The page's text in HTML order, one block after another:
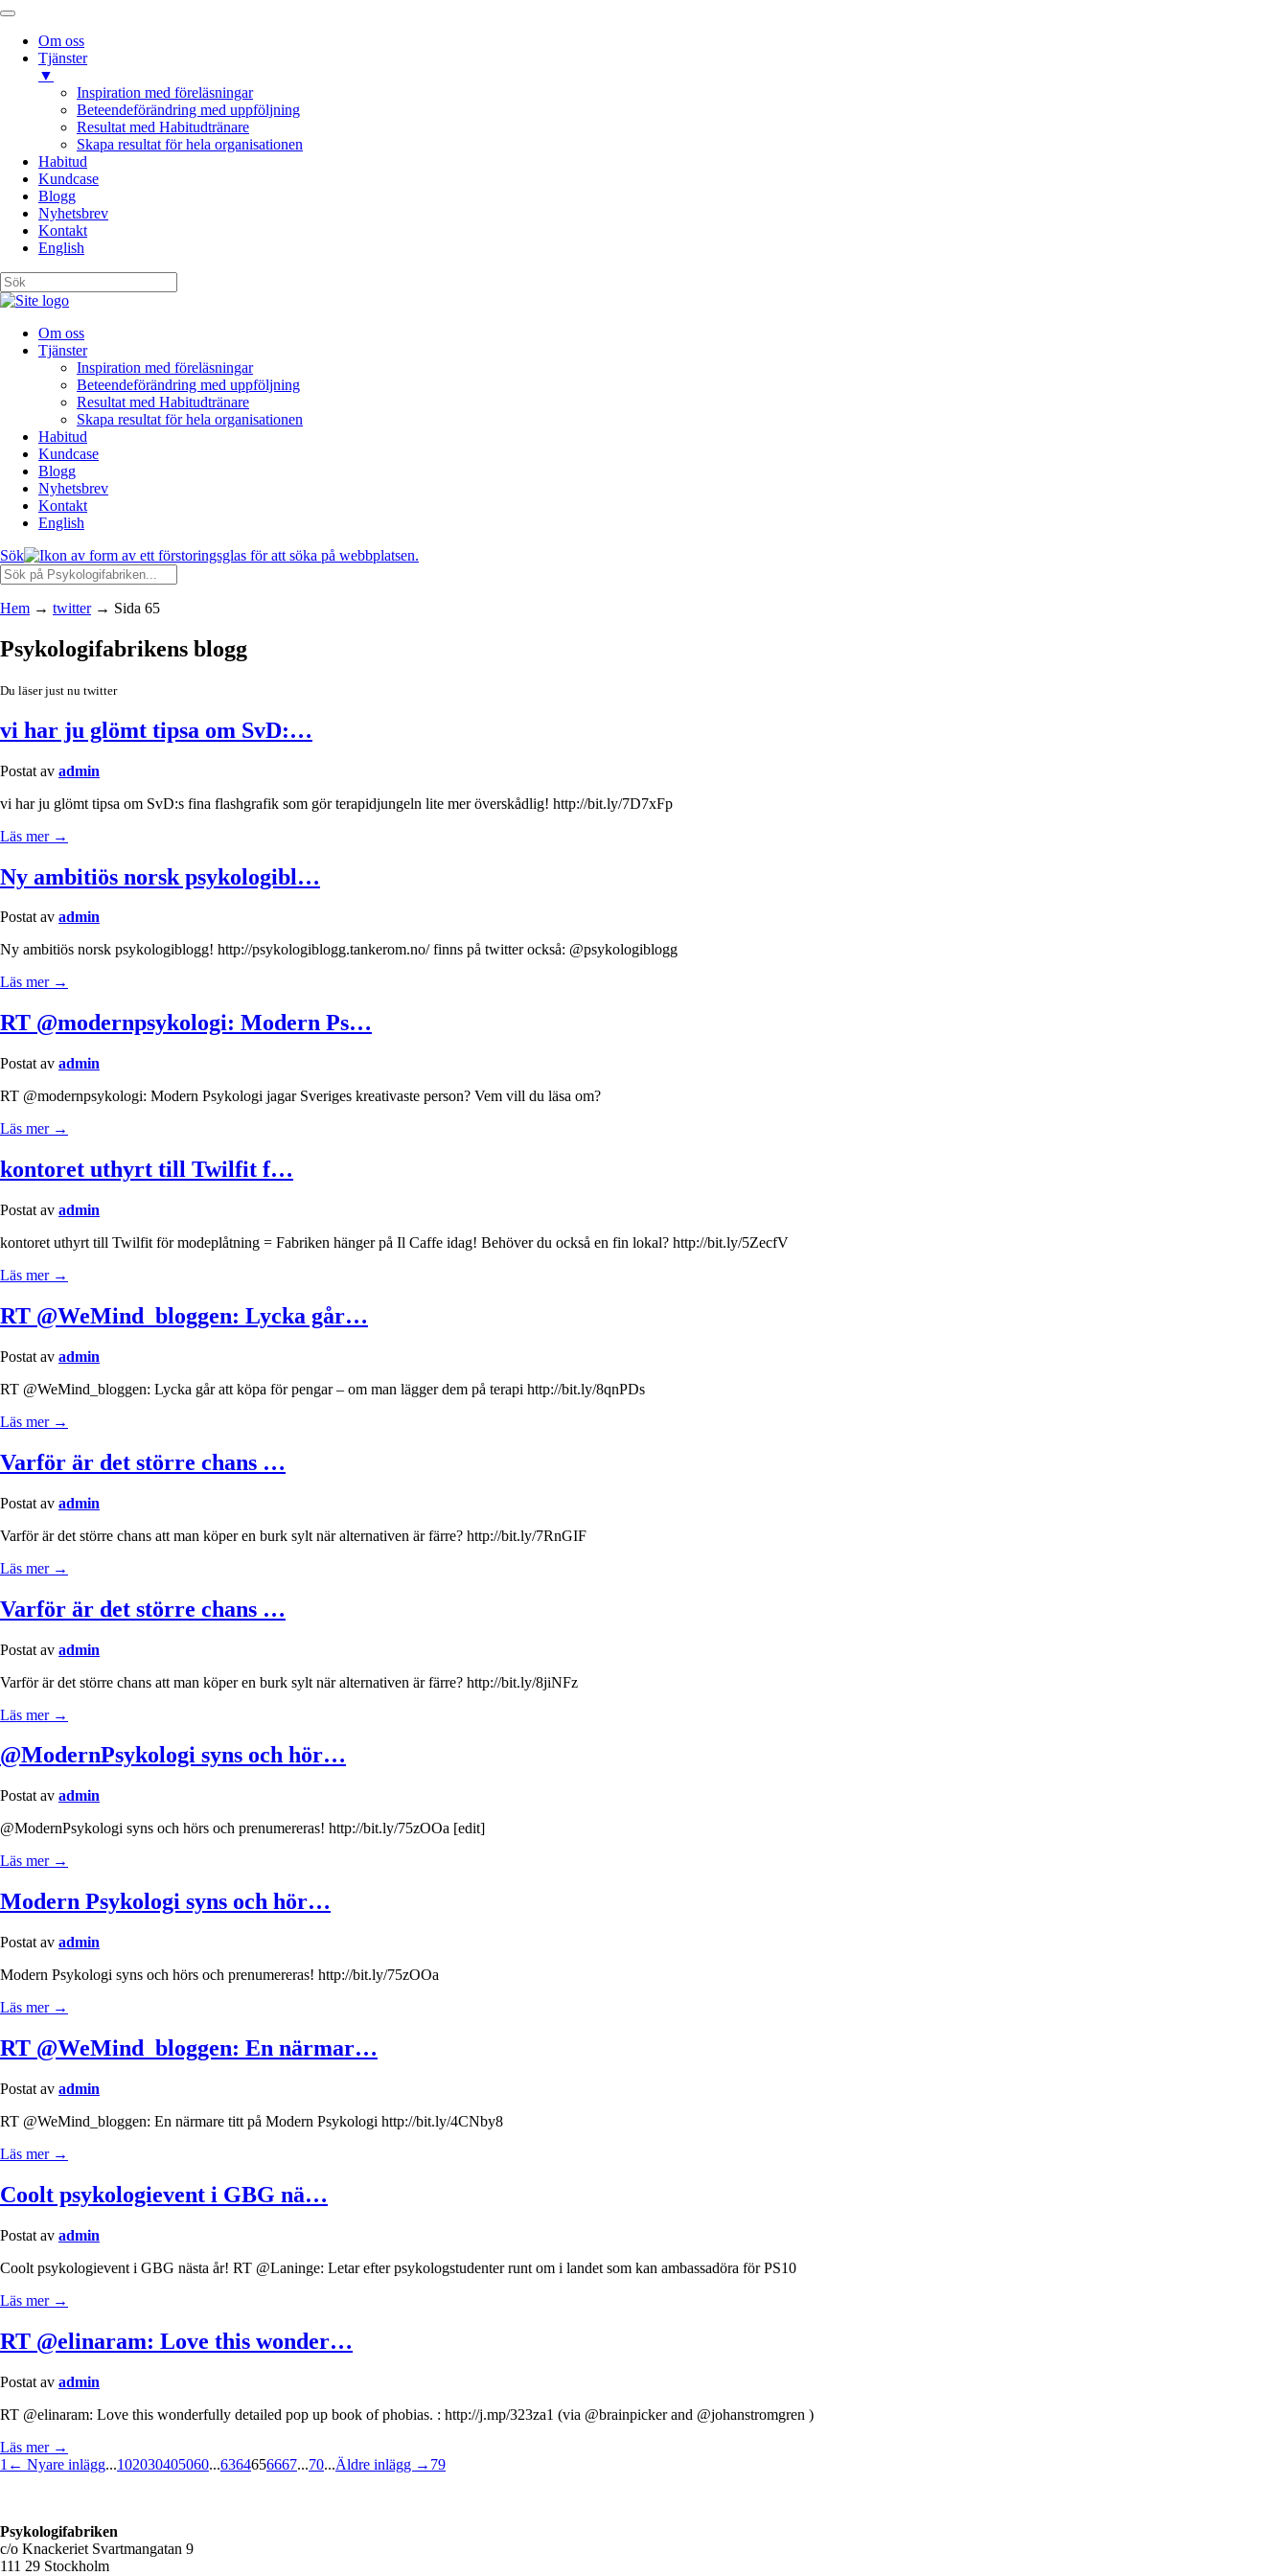
Om oss
Tjänster
▼
Inspiration med föreläsningar
Beteendeförändring med uppföljning
Resultat med Habitudtränare
Skapa resultat för hela organisationen
Habitud
Kundcase
Blogg
Nyhetsbrev
Kontakt
English
Om oss
Tjänster
Inspiration med föreläsningar
Beteendeförändring med uppföljning
Resultat med Habitudtränare
Skapa resultat för hela organisationen
Habitud
Kundcase
Blogg
Nyhetsbrev
Kontakt
English
Sök
Hem → twitter→ Sida 65
Psykologifabrikens blogg
Du läser just nu twitter
vi har ju glömt tipsa om SvD:…
Postat av admin
vi har ju glömt tipsa om SvD:s fina flashgrafik som gör terapidjungeln lite mer överskådlig! http://bit.ly/7D7xFp
Läs mer →
Ny ambitiös norsk psykologibl…
Postat av admin
Ny ambitiös norsk psykologiblogg! http://psykologiblogg.tankerom.no/ finns på twitter också: @psykologiblogg
Läs mer →
RT @modernpsykologi: Modern Ps…
Postat av admin
RT @modernpsykologi: Modern Psykologi jagar Sveriges kreativaste person? Vem vill du läsa om?
Läs mer →
kontoret uthyrt till Twilfit f…
Postat av admin
kontoret uthyrt till Twilfit för modeplåtning = Fabriken hänger på Il Caffe idag! Behöver du också en fin lokal? http://bit.ly/5ZecfV
Läs mer →
RT @WeMind_bloggen: Lycka går…
Postat av admin
RT @WeMind_bloggen: Lycka går att köpa för pengar – om man lägger dem på terapi http://bit.ly/8qnPDs
Läs mer →
Varför är det större chans …
Postat av admin
Varför är det större chans att man köper en burk sylt när alternativen är färre? http://bit.ly/7RnGIF
Läs mer →
Varför är det större chans …
Postat av admin
Varför är det större chans att man köper en burk sylt när alternativen är färre? http://bit.ly/8jiNFz
Läs mer →
@ModernPsykologi syns och hör…
Postat av admin
@ModernPsykologi syns och hörs och prenumereras! http://bit.ly/75zOOa [edit]
Läs mer →
Modern Psykologi syns och hör…
Postat av admin
Modern Psykologi syns och hörs och prenumereras! http://bit.ly/75zOOa
Läs mer →
RT @WeMind_bloggen: En närmar…
Postat av admin
RT @WeMind_bloggen: En närmare titt på Modern Psykologi http://bit.ly/4CNby8
Läs mer →
Coolt psykologievent i GBG nä…
Postat av admin
Coolt psykologievent i GBG nästa år! RT @Laninge: Letar efter psykologstudenter runt om i landet som kan ambassadöra för PS10
Läs mer →
RT @elinaram: Love this wonder…
Postat av admin
RT @elinaram: Love this wonderfully detailed pop up book of phobias. : http://j.mp/323za1 (via @brainpicker and @johanstromgren )
Läs mer →
1 ← Nyare inlägg...102030405060...6364656667...70...Äldre inlägg → 79
Psykologifabriken
c/o Knackeriet Svartmangatan 9
111 29 Stockholm